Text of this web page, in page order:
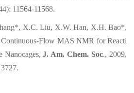
11564-11568.
X.C. Liu, X.W. Han, X.H. Bao*,
Continuous-Flow MAS NMR for Reacti
Nanocages,J. Am. Chem. Soc., 2009,